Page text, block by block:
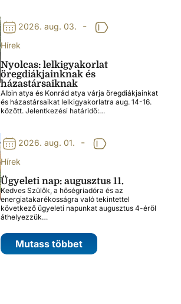
2026. aug. 03. -
Hírek
Nyolcas: lelkigyakorlat
öregdiákjainknak és
házastársaiknak
Albin atya és Konrád atya várja öregdiákjainkat
és házastársaikat lelkigyakorlatra aug. 14-16.
között. Jelentkezési határidő:…
2026. aug. 01. -
Hírek
Ügyeleti nap: augusztus 11.
Kedves Szülők, a hőségriadóra és az
energiatakarékosságra való tekintettel
következő ügyeleti napunkat augusztus 4-éről
áthelyezzük…
Mutass többet